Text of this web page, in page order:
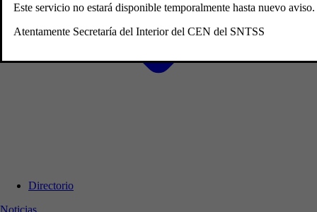
Directorio
Noticias
Este servicio no estará disponible temporalmente hasta nuevo
Atentamente Secretaría del Interior del CEN del SNTSS